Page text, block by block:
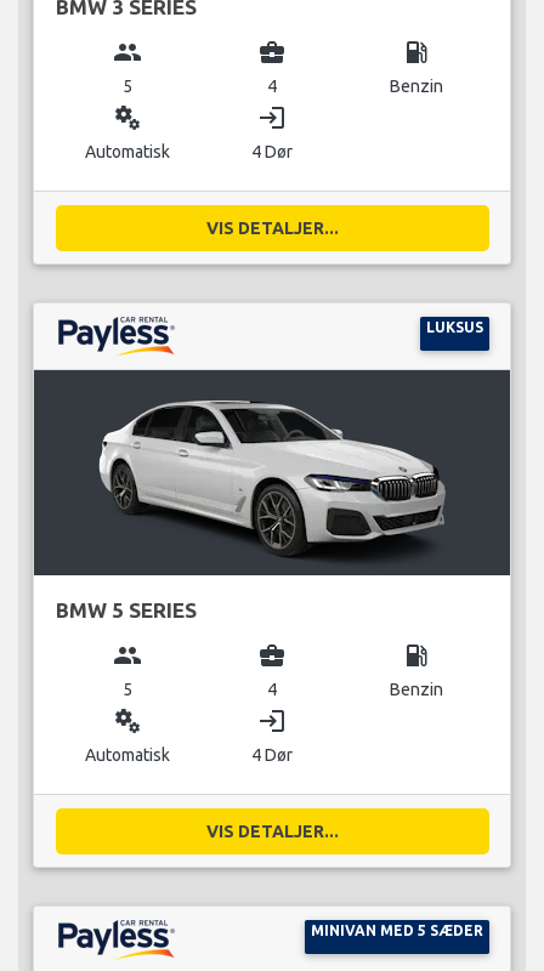
BMW 3 SERIES
group
5
business_center
4
local_gas_station
Benzin
miscellaneous_services
Automatisk
login
4 Dør
VIS DETALJER...
LUKSUS
BMW 5 SERIES
group
5
business_center
4
local_gas_station
Benzin
miscellaneous_services
Automatisk
login
4 Dør
VIS DETALJER...
MINIVAN MED 5 SÆDER